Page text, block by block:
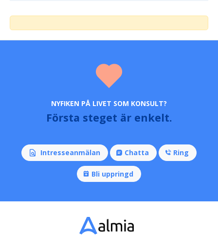
NYFIKEN PÅ LIVET SOM KONSULT?
Första steget är enkelt.
Intresseanmälan Chatta Ring
Bli uppringd